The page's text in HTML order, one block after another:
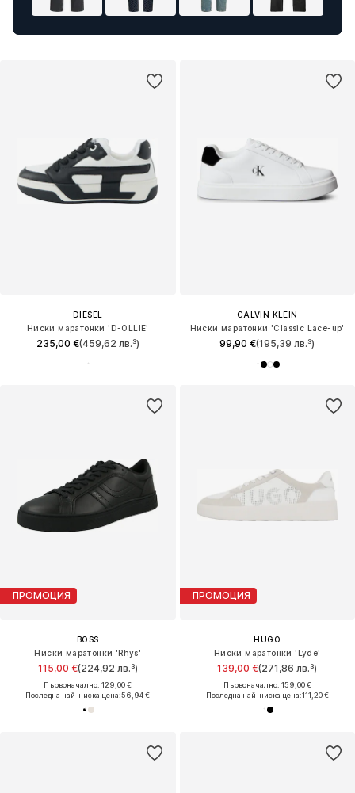
DIESEL
Ниски маратонки 'D-OLLIE'
235,00 €(459,62 лв.³)
CALVIN KLEIN
Ниски маратонки 'Classic Lace-up'
99,90 €(195,39 лв.³)
ПРОМОЦИЯ
BOSS
Ниски маратонки 'Rhys'
115,00 €(224,92 лв.³)
Първоначално: 129,00 €
Последна най-ниска цена:56,94 €
ПРОМОЦИЯ
HUGO
Ниски маратонки 'Lyde'
139,00 €(271,86 лв.³)
Първоначално: 159,00 €
Последна най-ниска цена:111,20 €